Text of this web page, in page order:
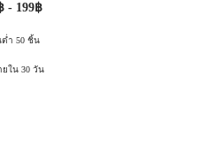
- 199฿
ำ 50 ชิ้น
ยใน 30 วัน